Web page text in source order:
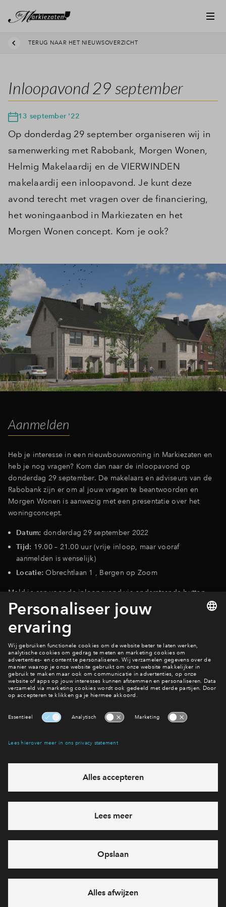
Inloggen
TERUG NAAR HET NIEUWSOVERZICHT
Inloopavond 29 september
13 september '22
Op donderdag 29 september organiseren wij in
samenwerking met Rabobank, Morgen Wonen,
Helmig Makelaardij en de VIERWINDEN
makelaardij een inloopavond. Je kunt deze
avond terecht met vragen over de financiering,
het woningaanbod in Markiezaten en het
Morgen Wonen concept. Kom je ook?
Aanmelden
Heb je interesse in een nieuwbouwwoning in Markiezaten en
heb je nog vragen? Kom dan naar de inloopavond op
donderdag 29 september. De makelaars en adviseurs van de
Rabobank zijn er om al jouw vragen te beantwoorden en
Morgen Wonen is aanwezig met een presentatie over het
woningconcept.
Datum: donderdag 29 september 2022
Tijd: 19.00 – 21.00 uur (vrije inloop, maar vooraf
aanmelden is wenselijk)
Locatie: Obrechtlaan 1 , Bergen op Zoom
Meld je aan voor de inloopavond via onderstaande button.
Aanmelden
Wonen in Markiezaten?
Bekijk woningaanbod
Interesse? Meld je dan snel aan
Hiermee blijf je op de hoogte van het belangrijkste nieuws en
Ja, ik wil mij aanmelden
Heb je een vraag en wil je direct antwoord? Bel ons op
71 22 894
feestdagen)
vandaag gesloten, maandag zijn we vanaf
09:00 uur weer
bereikbaar